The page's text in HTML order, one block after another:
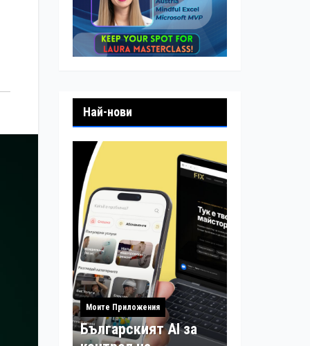
Най-нови
Моите Приложения
Българският AI за